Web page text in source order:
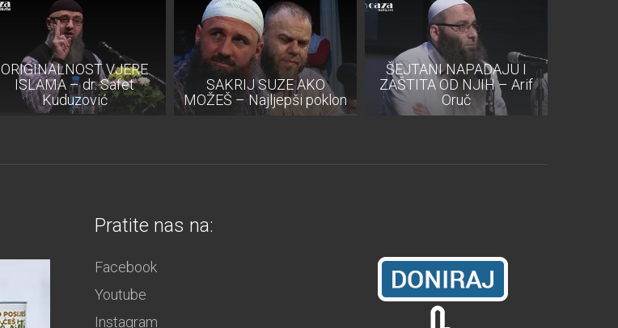
ORIGINALNOST VJERE
ISLAMA – dr. Safet
Kuduzović
SAKRIJ SUZE AKO
MOŽEŠ – Najljepši poklon
ŠEJTANI NAPADAJU I
ZAŠTITA OD NJIH – Arif
Oruč
Pratite nas na:
Facebook
Youtube
Instagram